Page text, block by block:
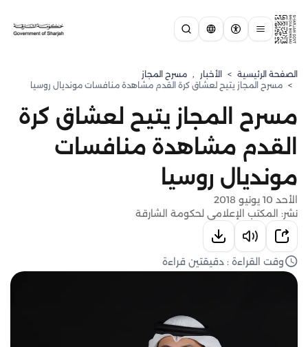
الصفحة الرئيسية > الأخبار , مسرح المجاز
> مسرح المجاز يتيح لعشاق كرة القدم مشاهدة منافسات مونديال روسيا
مسرح المجاز يتيح لعشاق كرة
القدم مشاهدة منافسات
مونديال روسيا
الأحد 10 يونيو 2018
نشر: المكتب الإعلامي لحكومة الشارقة
وقت القراءة : دقيقتين قراءة